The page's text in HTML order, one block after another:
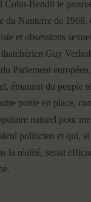
Cohn-Bendit le
du Nanterre de 1968,
et obsessions
Guy
du Parlement
émanant du peuple
ponte en place,
naturel pour
politicien et qui, si
la réalité, serait